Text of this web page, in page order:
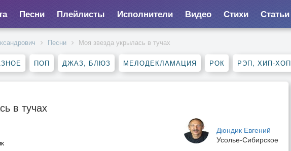
Песни Плейлисты Исполнители Видео Стихи Статьи
Песни Моя звезда укрылась в тучах
ПОП ДЖАЗ, БЛЮЗ МЕЛОДЕКЛАМАЦИЯ РОК РЭП, ХИП-ХОП
в тучах
Дюндик Евгений
Усолье-Сибирское